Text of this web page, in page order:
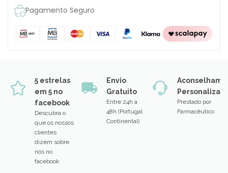
Pagamento Seguro
5 estrelas
em 5 no
facebook
Descubra o
que os nossos
clientes
dizem sobre
nós no
facebook
Envio
Gratuito
Entre 24h a
48h (Portugal
Continental)
Prestado por
Farmacêutico